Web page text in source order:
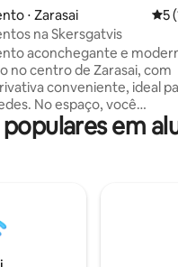
de 5, 37 avaliações
⋅ Zarasai 5 5
na Skersgatvis
aconchegante e
no centro de Zarasai, com
conveniente, ideal
você
– Uma cama de casal
– Uma cozinha com todas
tanto para relaxar
Nas proximidades, você
lagos, trilhas para
em